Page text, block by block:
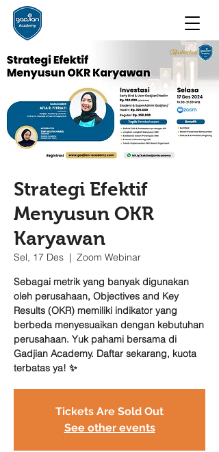
Strategi Efektif
Menyusun OKR
Karyawan
Sel, 17 Des
  |
Zoom Webinar
Sebagai metrik yang banyak digunakan
oleh perusahaan, Objectives and Key
Results (OKR) memiliki indikator yang
berbeda menyesuaikan dengan kebutuhan
perusahaan. Yuk pahami bersama di
Gadjian Academy. Daftar sekarang, kuota
terbatas ya! ✨
Tickets Are Sold Out
See other events